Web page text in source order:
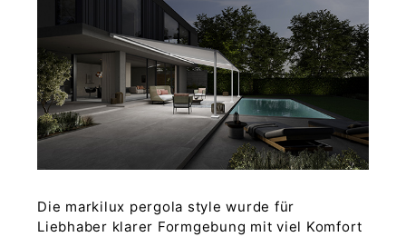
Die markilux pergola style wurde für
Liebhaber klarer Formgebung mit viel Komfort